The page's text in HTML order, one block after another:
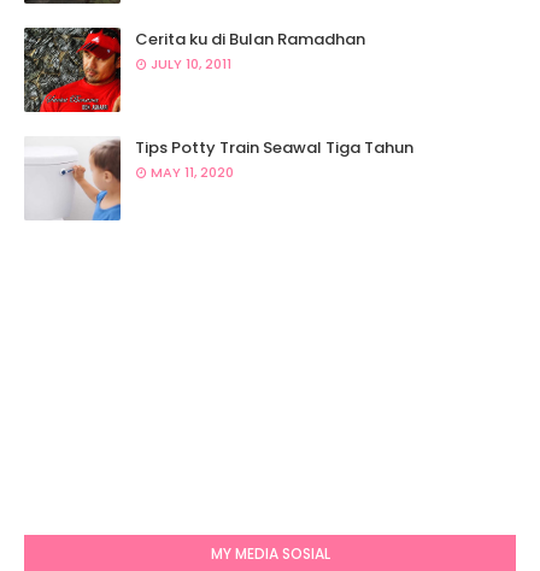
Cerita ku di Bulan Ramadhan
JULY 10, 2011
Tips Potty Train Seawal Tiga Tahun
MAY 11, 2020
MY MEDIA SOSIAL